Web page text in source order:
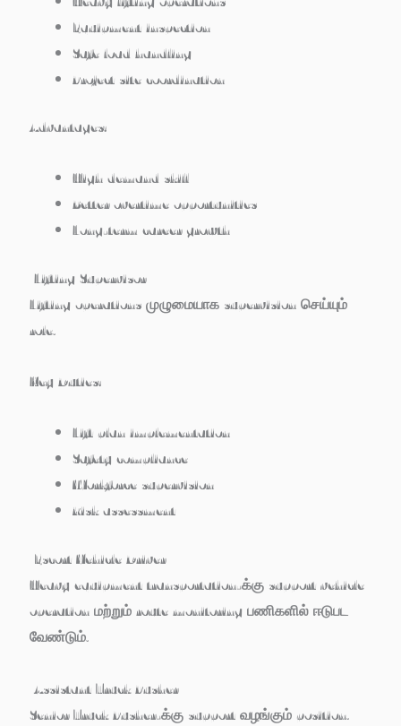
Equipment inspection
Safe load handling
Project site coordination
Advantages:
High demand skill
Better overtime opportunities
Long-term career growth
Lifting Supervisor
Lifting operations முழுமையாக supervision செய்யும்
role.
Key Duties:
Lift plan implementation
Safety compliance
Workforce supervision
Risk assessment
Escort Vehicle Driver
Heavy equipment transportation-க்கு support vehicle
operation மற்றும் route monitoring பணிகளில் ஈடுபட
வேண்டும்.
Assistant Truck Pusher
Senior Truck Pusher-க்கு support வழங்கும் position.